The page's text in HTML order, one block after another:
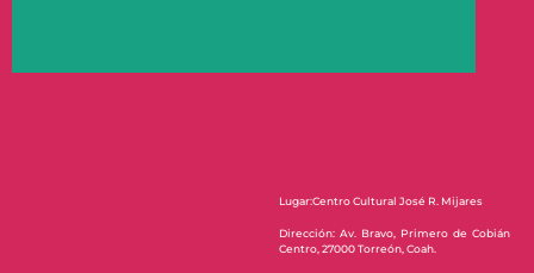
Lugar:Centro Cultural José R. Mijares
Dirección: Av. Bravo, Primero de Cobián
Centro, 27000 Torreón, Coah.